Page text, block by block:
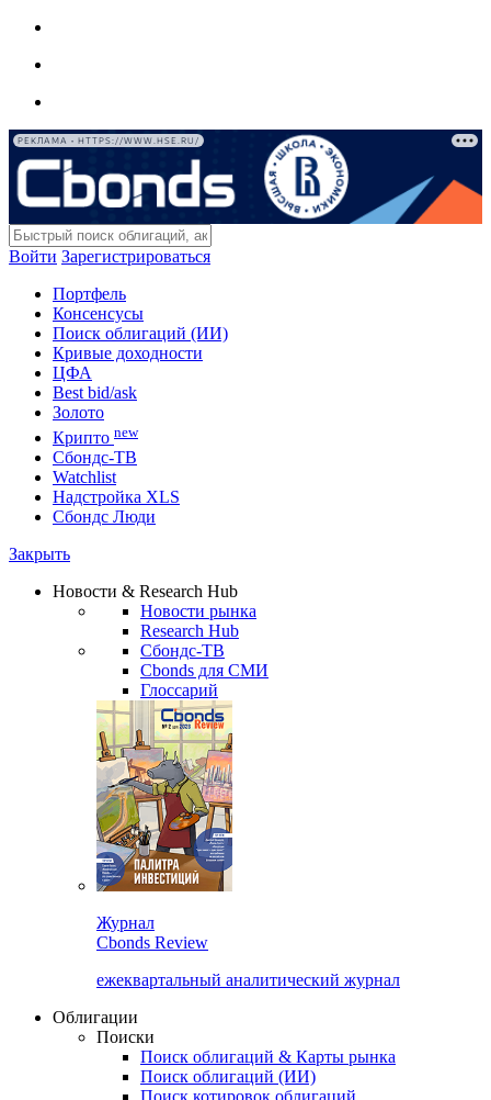
РЕКЛАМА • HTTPS://WWW.HSE.RU/
Войти Зарегистрироваться
Портфель
Консенсусы
Поиск облигаций (ИИ)
Кривые доходности
ЦФА
Best bid/ask
Золото
Крипто new
Сбондс-ТВ
Watchlist
Надстройка XLS
Сбондс Люди
Закрыть
Новости & Research Hub
Новости рынка
Research Hub
Сбондс-ТВ
Cbonds для СМИ
Глоссарий
Журнал
Cbonds Review
ежеквартальный аналитический журнал
Облигации
Поиски
Поиск облигаций & Карты рынка
Поиск облигаций (ИИ)
Поиск котировок облигаций